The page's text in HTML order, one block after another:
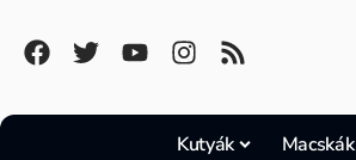
Kutyák Macskák